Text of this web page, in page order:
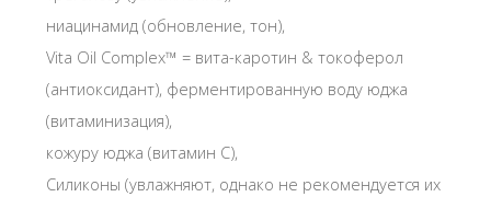
ниацинамид (обновление, тон),
Vita Oil Complex™ = вита-каротин & токоферол
(антиоксидант), ферментированную воду юджа
(витаминизация),
кожуру юджа (витамин С),
Силиконы (увлажняют, однако не рекомендуется их